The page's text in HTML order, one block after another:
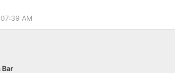
AM
Bar